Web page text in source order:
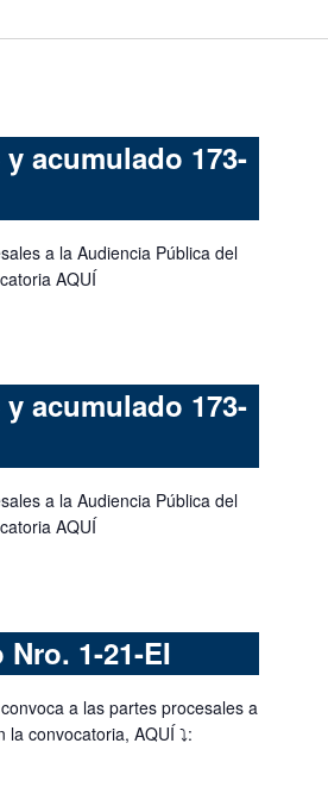
acumulado 173-
a la Audiencia Pública del
AQUÍ
acumulado 173-
a la Audiencia Pública del
AQUÍ
1-21-EI
a las partes procesales a
la convocatoria, AQUÍ ⤵️: